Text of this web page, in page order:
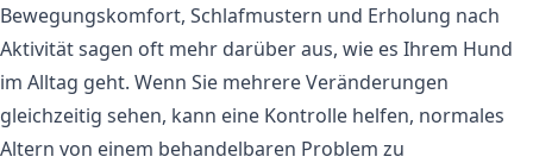
Bewegungskomfort, Schlafmustern und Erholung nach
Aktivität sagen oft mehr darüber aus, wie es Ihrem Hund
im Alltag geht. Wenn Sie mehrere Veränderungen
gleichzeitig sehen, kann eine Kontrolle helfen, normales
Altern von einem behandelbaren Problem zu